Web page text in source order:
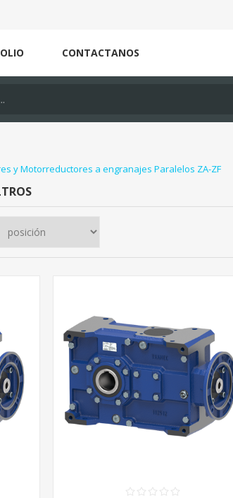
CONTACTANOS
y Motorreductores a engranajes Paralelos ZA-ZF